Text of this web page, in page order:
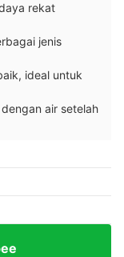
rekat
jenis
ideal untuk
air setelah